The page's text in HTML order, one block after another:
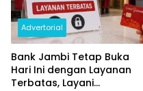
Advertorial
Bank Jambi Tetap Buka
Hari Ini dengan Layanan
Terbatas, Layani